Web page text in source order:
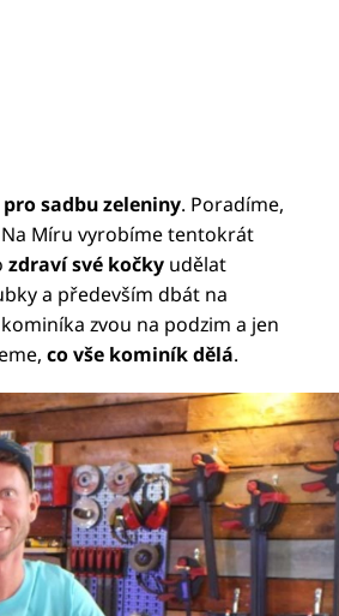
sadbu zeleniny. Poradíme,
Míru vyrobíme tentokrát
zdraví své kočkyudělat
a především dbát na
zvou na podzim a jen
co vše kominík dělá.